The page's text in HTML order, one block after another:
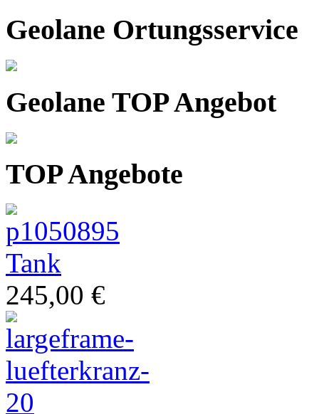
Restauration
Geolane Ortungsservice
Geolane TOP Angebot
TOP Angebote
Tank
245,00 €